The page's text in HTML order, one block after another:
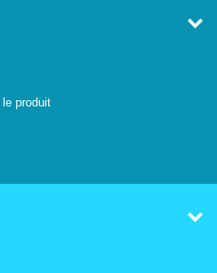
produit